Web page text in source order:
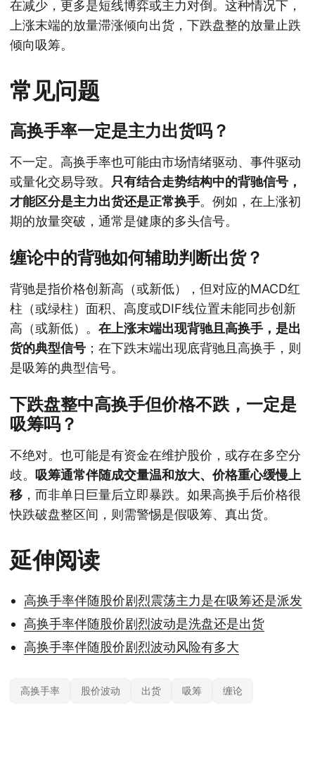
在减少，更多是短线博弈或主力对倒。这种情况下，
上涨末端的放量滞涨倾向出货，下跌盘整的放量止跌
倾向吸筹。
常见问题
高换手率一定是主力出货吗？
不一定。高换手率也可能由市场情绪驱动、事件驱动
或量化交易导致。 只有结合走势结构中的背驰信号，
才能区分是主力出货还是正常换手。例如，在上涨初
期的放量突破，通常是健康的多头信号。
缠论中的背驰如何辅助判断出货？
背驰是指价格创新高（或新低），但对应的MACD红
柱（或绿柱）面积、高度或DIF线位置未能同步创新
高（或新低）。 在上涨末端出现背驰且高换手，是出
货的典型信号 ；在下跌末端出现底背驰且高换手，则
是吸筹的典型信号。
下跌盘整中高换手但价格不跌，一定是
吸筹吗？
不绝对。也可能是有资金在维护股价，或存在多空分
歧。 吸筹通常伴随成交量温和放大、价格重心缓慢上
移 ，而非单日巨量后立即暴跌。如果高换手后价格很
快跌破盘整区间，则需警惕是假吸筹、真出货。
延伸阅读
高换手率伴随股价剧烈震荡主力是在吸筹还是派发
高换手率伴随股价剧烈波动是洗盘还是出货
高换手率伴随股价剧烈波动风险有多大
高换手率 股价波动 出货 吸筹 缠论